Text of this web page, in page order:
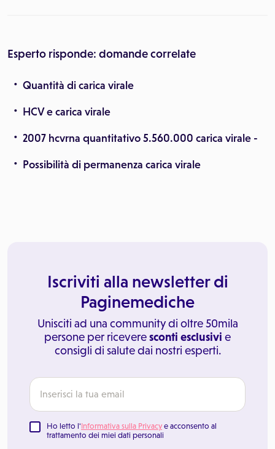
Esperto risponde: domande correlate
Quantità di carica virale
HCV e carica virale
2007 hcvrna quantitativo 5.560.000 carica virale -
Possibilità di permanenza carica virale
Iscriviti alla newsletter di
Paginemediche
Unisciti ad una community di oltre 50mila
persone per riceveresconti esclusivi e
consigli di salute dai nostri esperti.
Ho letto l'Informativa sulla Privacy e acconsento al
trattamento dei miei dati personali